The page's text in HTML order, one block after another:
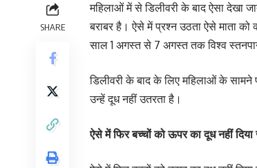
SHARE
महिलाओं में से डिलीवरी के बाद ऐसा देखा
बराबर है। ऐसे में प्रश्न उठता ऐसे माता
साल 1 अगस्त से 7 अगस्त तक विश्व
डिलीवरी के बाद के लिए महिलाओं के सामने
उन्हें दूध नहीं उतरता है।
ऐसे में फिर बच्चों को ऊपर का दूध नहीं दिया